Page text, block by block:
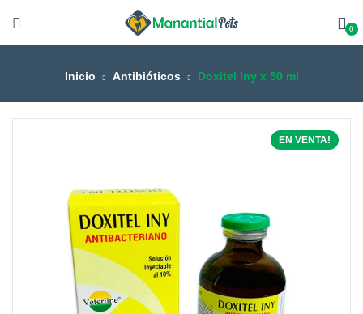
0
Inicio Antibióticos Doxitel Iny x 50 ml
EN VENTA!